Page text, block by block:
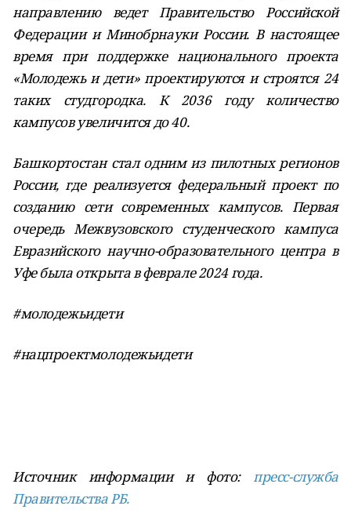
направлению ведет Правительство Российской
Федерации и Минобрнауки России. В настоящее
время при поддержке национального проекта
«Молодежь и дети» проектируются и строятся 24
таких студгородка. К 2036 году количество
кампусов увеличится до 40.
Башкортостан стал одним из пилотных регионов
России, где реализуется федеральный проект по
созданию сети современных кампусов. Первая
очередь Межвузовского студенческого кампуса
Евразийского научно-образовательного центра в
Уфе была открыта в феврале 2024 года.
#молодежьидети
#нацпроектмолодежьидети
Источник информации и фото:пресс-служба
Правительства РБ.